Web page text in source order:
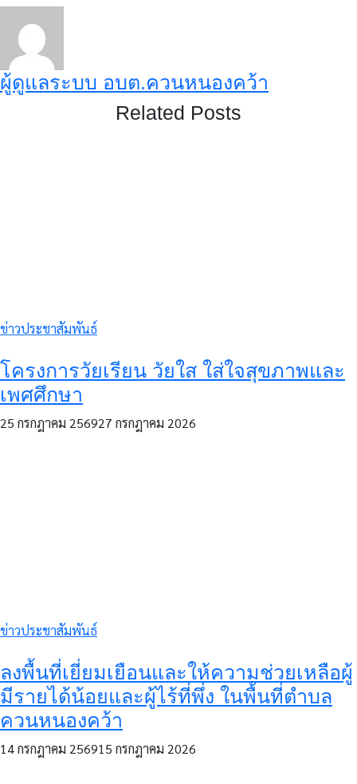
ผู้ดูแลระบบ อบต.ควนหนองคว้า
Related Posts
ข่าวประชาสัมพันธ์
โครงการวัยเรียน วัยใส ใส่ใจสุขภาพและ
เพศศึกษา
25 กรกฎาคม 256927 กรกฎาคม 2026
ข่าวประชาสัมพันธ์
ลงพื้นที่เยี่ยมเยือนและให้ความช่วยเหลือผู้
มีรายได้น้อยและผู้ไร้ที่พึ่ง ในพื้นที่ตำบล
ควนหนองคว้า
14 กรกฎาคม 256915 กรกฎาคม 2026